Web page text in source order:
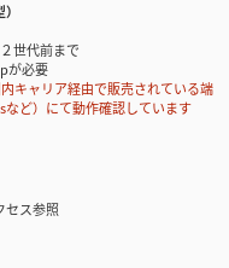
世代前まで
が必要
キャリア経由で販売されている端
など）にて動作確認しています
セス参照